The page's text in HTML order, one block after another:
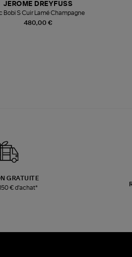
480,00 €
JEROME DREYFUSS
Bobi S Cuir Lamé Champagne
GRATUITE
€ d'achat*